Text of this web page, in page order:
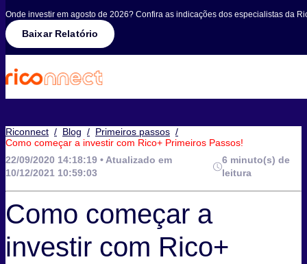
Onde investir em agosto de 2026? Confira as indicações dos especialistas da
Baixar Relatório
Riconnect / Blog / Primeiros passos /
Como começar a investir com Rico+ Primeiros Passos!
22/09/2020 14:18:19 • Atualizado em
10/12/2021 10:59:03
6 minuto(s) de
leitura
Como começar a
investir com Rico+